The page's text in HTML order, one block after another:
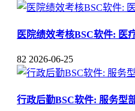
医院绩效考核BSC软件: 医
82 2026-06-25
行政后勤BSC软件: 服务型